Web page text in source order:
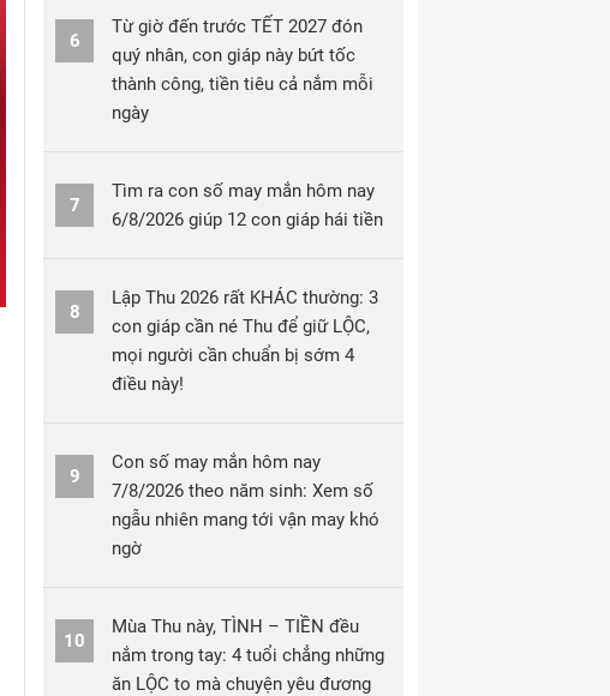
6
Từ giờ đến trước TẾT 2027 đón
quý nhân, con giáp này bứt tốc
thành công, tiền tiêu cả nắm mỗi
ngày
7
Tìm ra con số may mắn hôm nay
6/8/2026 giúp 12 con giáp hái tiền
8
Lập Thu 2026 rất KHÁC thường: 3
con giáp cần né Thu để giữ LỘC,
mọi người cần chuẩn bị sớm 4
điều này!
9
Con số may mắn hôm nay
7/8/2026 theo năm sinh: Xem số
ngẫu nhiên mang tới vận may khó
ngờ
10
Mùa Thu này, TÌNH – TIỀN đều
nắm trong tay: 4 tuổi chẳng những
ăn LỘC to mà chuyện yêu đương